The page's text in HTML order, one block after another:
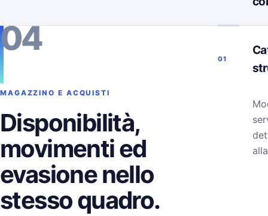
04
MAGAZZINO E ACQUISTI
Disponibilità,
movimenti ed
evasione nello
stesso quadro.
01